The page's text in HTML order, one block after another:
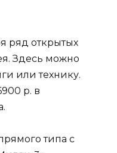
ряд открытых
Здесь можно
или технику.
р. в
типа с